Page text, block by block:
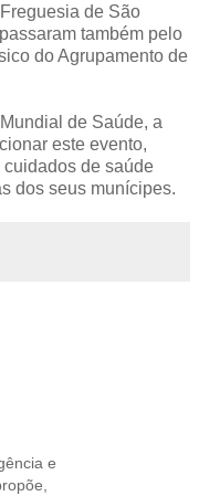
de São
também pelo
do Agrupamento de
de Saúde, a
este evento,
de saúde
dos seus munícipes.
e